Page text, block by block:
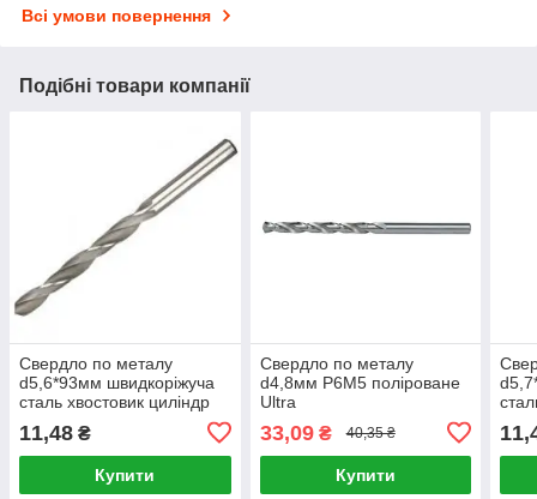
Всі умови повернення
Подібні товари компанії
Свердло по металу
d5,6*93мм швидкоріжуча
сталь хвостовик циліндр
11,48 ₴
Купити
Свердло по металу
d4,8мм P6M5 поліроване
Ultra
33,09₴ 40,35 ₴
Купити